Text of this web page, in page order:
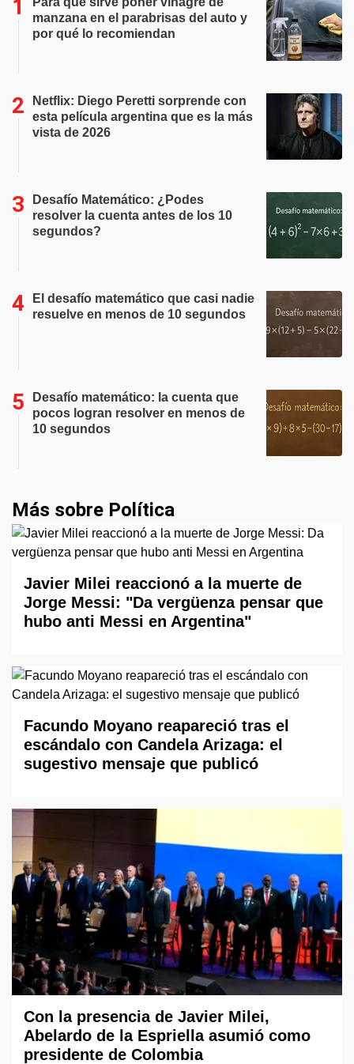
manzana en el parabrisas del auto y
por qué lo recomiendan
Netflix: Diego Peretti sorprende con
esta película argentina que es la más
vista de 2026
Desafío Matemático: ¿Podes
resolver la cuenta antes de los 10
segundos?
El desafío matemático que casi nadie
resuelve en menos de 10 segundos
Desafío matemático: la cuenta que
pocos logran resolver en menos de
10 segundos
Más sobre Política
Javier Milei reaccionó a la muerte de
Jorge Messi: "Da vergüenza pensar que
hubo anti Messi en Argentina"
Facundo Moyano reapareció tras el
escándalo con Candela Arizaga: el
sugestivo mensaje que publicó
Con la presencia de Javier Milei,
Abelardo de la Espriella asumió como
presidente de Colombia